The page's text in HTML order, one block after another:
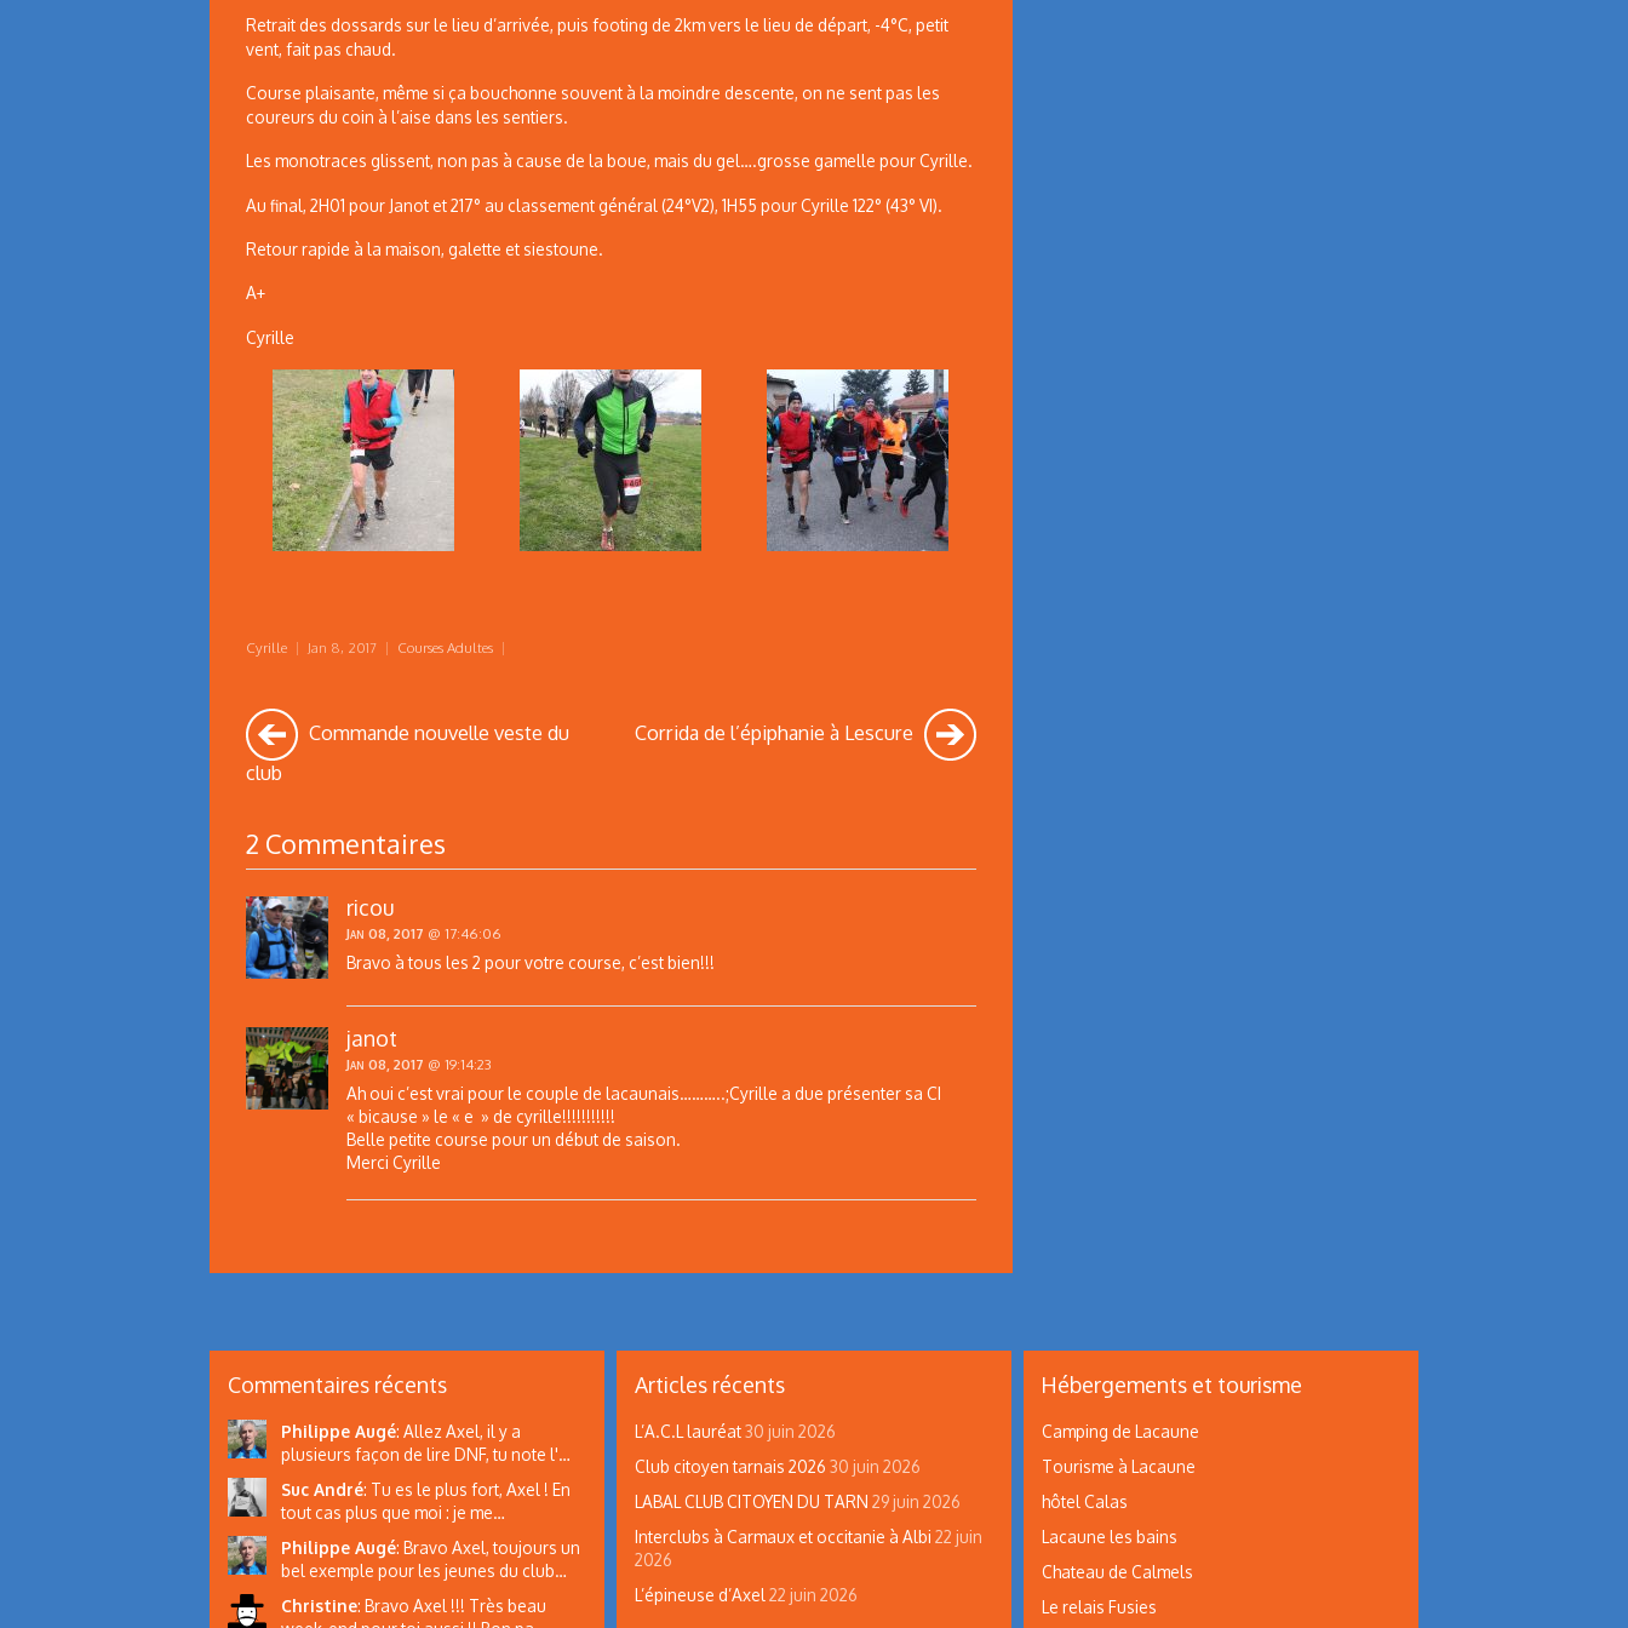
Retrait des dossards sur le lieu d’arrivée, puis footing de 2km vers le lieu de départ, -4°C, petit
vent, fait pas chaud.
Course plaisante, même si ça bouchonne souvent à la moindre descente, on ne sent pas les
coureurs du coin à l’aise dans les sentiers.
Les monotraces glissent, non pas à cause de la boue, mais du gel….grosse gamelle pour Cyrille.
Au final, 2H01 pour Janot et 217° au classement général (24°V2), 1H55 pour Cyrille 122° (43° VI).
Retour rapide à la maison, galette et siestoune.
A+
Cyrille
Cyrille | Jan 8, 2017 | Courses Adultes |
Commande nouvelle veste du
club
Corrida de l’épiphanie à Lescure
2 Commentaires
ricou
Jan 08, 2017 @ 17:46:06
Bravo à tous les 2 pour votre course, c’est bien!!!
janot
Jan 08, 2017 @ 19:14:23
Ah oui c’est vrai pour le couple de lacaunais………..;Cyrille a due présenter sa CI
« bicause » le « e » de cyrille!!!!!!!!!!!
Belle petite course pour un début de saison.
Merci Cyrille
Commentaires récents
Philippe Augé: Allez Axel, il y a
plusieurs façon de lire DNF, tu note l'…
Suc André: Tu es le plus fort, Axel ! En
tout cas plus que moi : je me…
Philippe Augé: Bravo Axel, toujours un
bel exemple pour les jeunes du club…
Christine: Bravo Axel !!! Très beau
Articles récents
L’A.C.L lauréat30 juin 2026
Club citoyen tarnais 2026 30 juin 2026
LABAL CLUB CITOYEN DU TARN 29 juin 2026
Interclubs à Carmaux et occitanie à Albi 22 juin
2026
L’épineuse d’Axel22 juin 2026
Hébergements et tourisme
Camping de Lacaune
Tourisme à Lacaune
hôtel Calas
Lacaune les bains
Chateau de Calmels
Le relais Fusies